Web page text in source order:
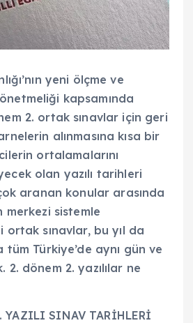
yeni ölçme ve
kapsamında
2. ortak sınavlar için geri
alınmasına kısa bir
ortalamalarını
olan yazılı tarihleri
aranan konular arasında
merkezi sistemle
sınavlar, bu yıl da
Türkiye’de aynı gün ve
2. dönem 2. yazılılar ne
YAZILI SINAV TARİHLERİ